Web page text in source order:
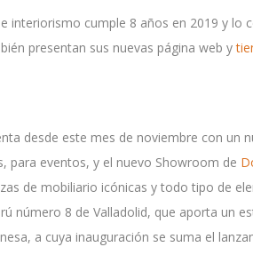
interiorismo cumple 8 años en 2019 y lo
presentan sus nuevas página web y
desde este mes de noviembre con un
para eventos, y el nuevo Showroom de
de mobiliario icónicas y todo tipo de
número 8 de Valladolid, que aporta un
a cuya inauguración se suma el